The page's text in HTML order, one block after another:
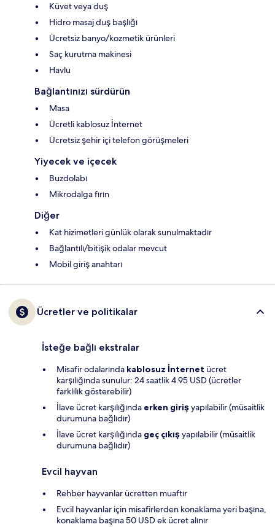
Küvet veya duş
Hidro masaj duş başlığı
Ücretsiz banyo/kozmetik ürünleri
Saç kurutma makinesi
Havlu
Bağlantınızı sürdürün
Masa
Ücretli kablosuz İnternet
Ücretsiz şehir içi telefon görüşmeleri
Yiyecek ve içecek
Buzdolabı
Mikrodalga fırın
Diğer
Kat hizimetleri günlük olarak sunulmaktadır
Bağlantılı/bitişik odalar mevcut
Mobil giriş anahtarı
Ücretler ve politikalar
İsteğe bağlı ekstralar
Misafir odalarında kablosuz İnternet ücret
karşılığında sunulur: 24 saatlik 4.95 USD (ücretler
farklılık gösterebilir)
İlave ücret karşılığında erken girişyapılabilir (müsaitlik
durumuna bağlıdır)
İlave ücret karşılığında geç çıkışyapılabilir (müsaitlik
durumuna bağlıdır)
Evcil hayvan
Rehber hayvanlar ücretten muaftır
Evcil hayvanlar için misafirlerden konaklama yeri başına,
konaklama başına 50 USD ek ücret alınır